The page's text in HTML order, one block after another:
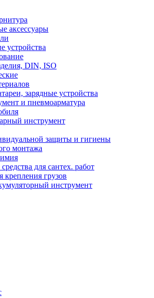
аксессуары
устройства
DIN, ISO
зарядные устройства
и пневмоарматура
инструмент
защиты и гигиены
монтажа
для сантех. работ
крепления грузов
инструмент